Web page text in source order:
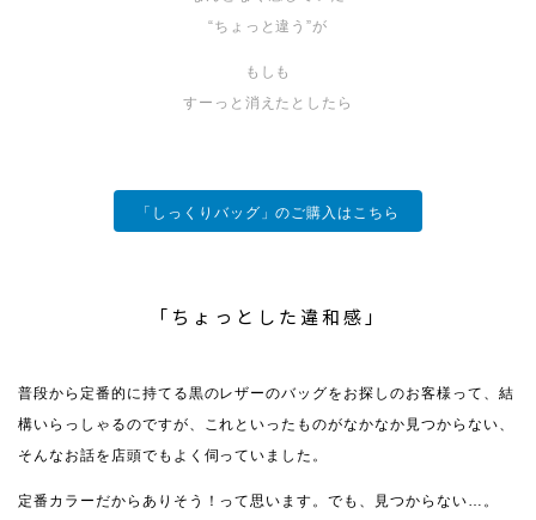
“ちょっと違う”が
もしも
すーっと消えたとしたら
「しっくりバッグ」のご購入はこちら
「ちょっとした違和感」
普段から定番的に持てる黒のレザーのバッグをお探しのお客様って、結
構いらっしゃるのですが、これといったものがなかなか見つからない、
そんなお話を店頭でもよく伺っていました。
定番カラーだからありそう！って思います。でも、見つからない…。